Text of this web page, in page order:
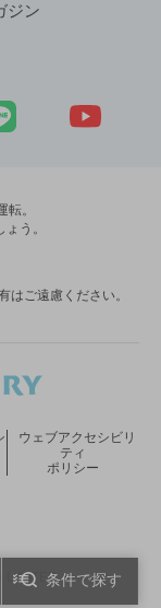
条件で探す
ジン
。
う。
はご遠慮ください。
LIMITED.
ウェブアクセシビリ
ティ
ポリシー
ウィンドウで開く